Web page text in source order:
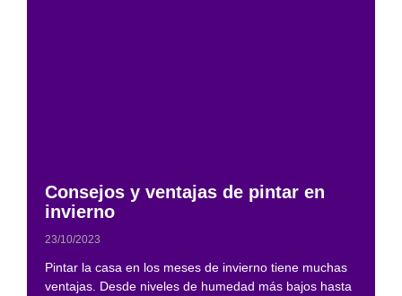
Consejos y ventajas de pintar en
invierno
23/10/2023
Pintar la casa en los meses de invierno tiene muchas
ventajas. Desde niveles de humedad más bajos hasta